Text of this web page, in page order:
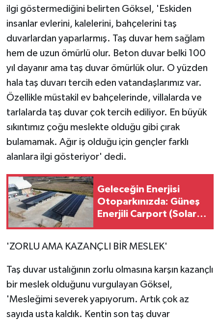
ilgi göstermediğini belirten Göksel, 'Eskiden
insanlar evlerini, kalelerini, bahçelerini taş
duvarlardan yaparlarmış. Taş duvar hem sağlam
hem de uzun ömürlü olur. Beton duvar belki 100
yıl dayanır ama taş duvar ömürlük olur. O yüzden
hala taş duvarı tercih eden vatandaşlarımız var.
Özellikle müstakil ev bahçelerinde, villalarda ve
tarlalarda taş duvar çok tercih ediliyor. En büyük
sıkıntımız çoğu meslekte olduğu gibi çırak
bulamamak. Ağır iş olduğu için gençler farklı
alanlara ilgi gösteriyor' dedi.
Geleceğin Enerjisi
Otoparkınızda: Güneş
Enerjili Carport (Solar
'ZORLU AMA KAZANÇLI BİR MESLEK'
Taş duvar ustalığının zorlu olmasına karşın kazançlı
bir meslek olduğunu vurgulayan Göksel,
'Mesleğimi severek yapıyorum. Artık çok az
sayıda usta kaldık. Kentin son taş duvar